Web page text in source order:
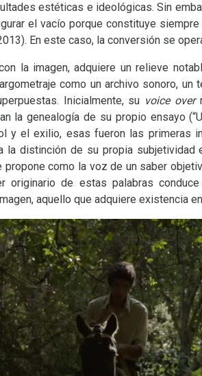
estéticas e ideológicas. Sin
el vacío porque constituye
En este caso, la conversión se
la imagen, adquiere un relieve
como un archivo sonoro,
Inicialmente, su voice over
la genealogía de su propio ensayo
y el exilio, esas fueron las primeras
la distinción de su propia subjetividad
como la voz de un saber
originario de estas palabras
aquello que adquiere existencia